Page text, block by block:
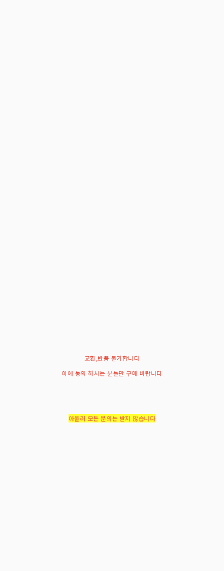
교환,반품 불가합니다
이에 동의 하시는 분들만 구매 바랍니다
아울러 모든 문의는 받지 않습니다